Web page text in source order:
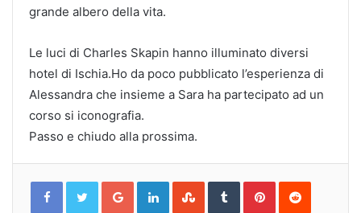
grande albero della vita.
Le luci di Charles Skapin hanno illuminato diversi
hotel di Ischia.Ho da poco pubblicato l’esperienza di
Alessandra che insieme a Sara ha partecipato ad un
corso si iconografia.
Passo e chiudo alla prossima.
Google+LinkedInStumbleUpon
TumblrPinterestReddit